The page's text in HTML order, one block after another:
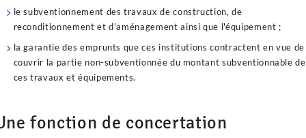
le subventionnement des travaux de construction, de
reconditionnement et d'aménagement ainsi que l'équipement ;
la garantie des emprunts que ces institutions contractent en vue de
couvrir la partie non-subventionnée du montant subventionnable de
ces travaux et équipements.
fonction de concertation